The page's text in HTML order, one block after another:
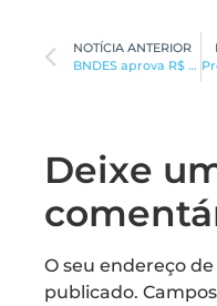
NOTÍCIA ANTERIOR
BNDES aprova R$ 258 mi para projeto
Deixe
O seu endereço
publicado.